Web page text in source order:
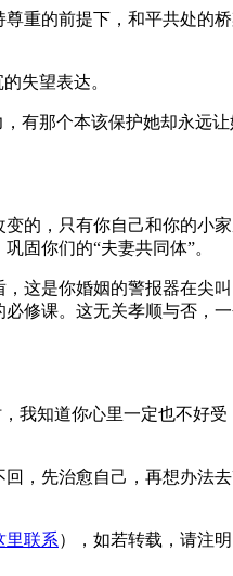
重的前提下，和平共处的
失望表达。
有那个本该保护她却永远
的，只有你自己和你的小
固你们的“夫妻共同体”。
是你婚姻的警报器在尖
修课。这无关孝顺与否，
我知道你心里一定也不好
，先治愈自己，再想办
里联系），如若转载，请注明